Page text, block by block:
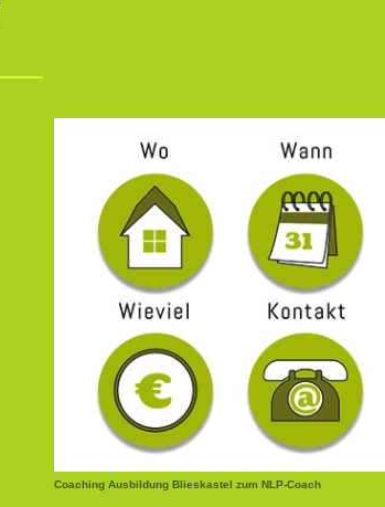
Coaching Ausbildung Blieskastel zum NLP-Coach